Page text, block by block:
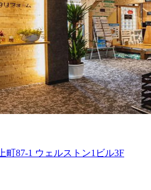
町87-1 ウェルストン1ビル3F